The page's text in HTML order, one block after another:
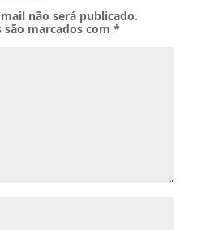
não será publicado.
marcados com *